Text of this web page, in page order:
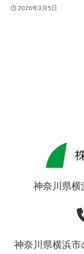
2026年3月5日
神奈川県横
神奈川県横浜市